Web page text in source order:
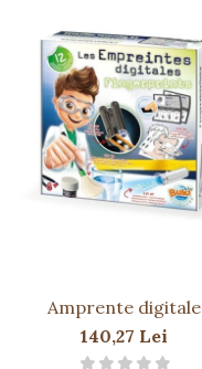
Amprente digitale
140,27 Lei